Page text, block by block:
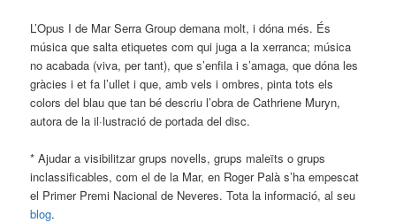
L’Opus I de Mar Serra Group demana molt, i dóna més. És
música que salta etiquetes com qui juga a la xerranca; música
no acabada (viva, per tant), que s’enfila i s’amaga, que dóna les
gràcies i et fa l’ullet i que, amb vels i ombres, pinta tots els
colors del blau que tan bé descriu l’obra de Cathriene Muryn,
autora de la il·lustració de portada del disc.
* Ajudar a visibilitzar grups novells, grups maleïts o grups
inclassificables, com el de la Mar, en Roger Palà s’ha empescat
el Primer Premi Nacional de Neveres. Tota la informació, al seu
blog.